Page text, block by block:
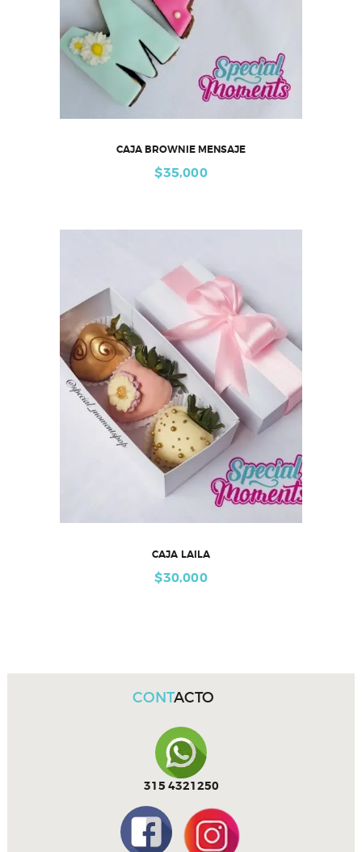
CAJA BROWNIE MENSAJE
$35,000
CAJA LAILA
$30,000
CONTACTO
315 4321250